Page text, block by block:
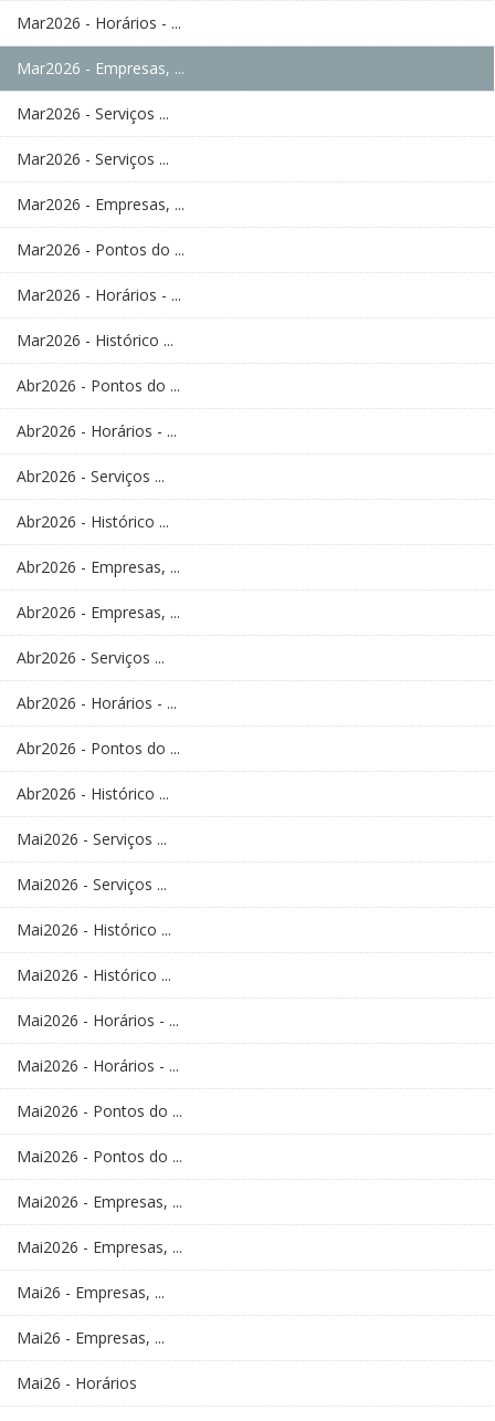
Mar2026 - Horários - ...
Mar2026 - Empresas, ...
Mar2026 - Serviços ...
Mar2026 - Serviços ...
Mar2026 - Empresas, ...
Mar2026 - Pontos do ...
Mar2026 - Horários - ...
Mar2026 - Histórico ...
Abr2026 - Pontos do ...
Abr2026 - Horários - ...
Abr2026 - Serviços ...
Abr2026 - Histórico ...
Abr2026 - Empresas, ...
Abr2026 - Empresas, ...
Abr2026 - Serviços ...
Abr2026 - Horários - ...
Abr2026 - Pontos do ...
Abr2026 - Histórico ...
Mai2026 - Serviços ...
Mai2026 - Serviços ...
Mai2026 - Histórico ...
Mai2026 - Histórico ...
Mai2026 - Horários - ...
Mai2026 - Horários - ...
Mai2026 - Pontos do ...
Mai2026 - Pontos do ...
Mai2026 - Empresas, ...
Mai2026 - Empresas, ...
Mai26 - Empresas, ...
Mai26 - Empresas, ...
Mai26 - Horários